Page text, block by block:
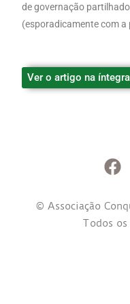
de governação partilhado
(esporadicamente com a
Ver o artigo na íntegra
© Associação
Todos